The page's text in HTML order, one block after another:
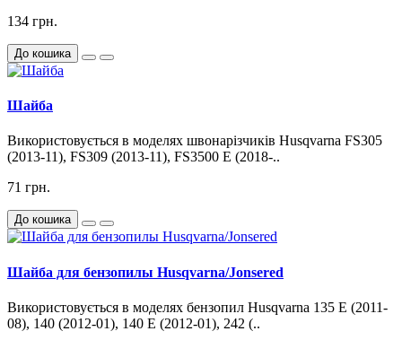
134 грн.
До кошика
Шайба
Використовується в моделях швонарізчиків Husqvarna FS305
(2013-11), FS309 (2013-11), FS3500 E (2018-..
71 грн.
До кошика
Шайба для бензопилы Husqvarna/Jonsered
Використовується в моделях бензопил Husqvarna 135 E (2011-
08), 140 (2012-01), 140 E (2012-01), 242 (..